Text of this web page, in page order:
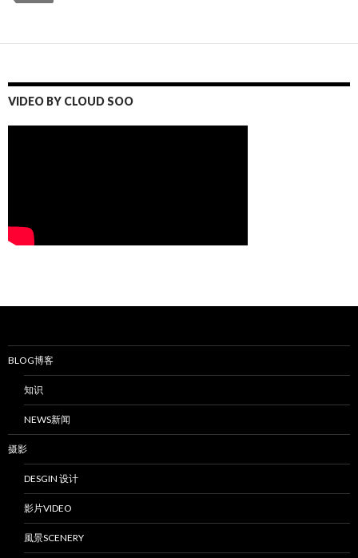
VIDEO BY CLOUD SOO
BLOG博客
知识
NEWS新闻
摄影
DESGIN 设计
影片VIDEO
風景SCENERY